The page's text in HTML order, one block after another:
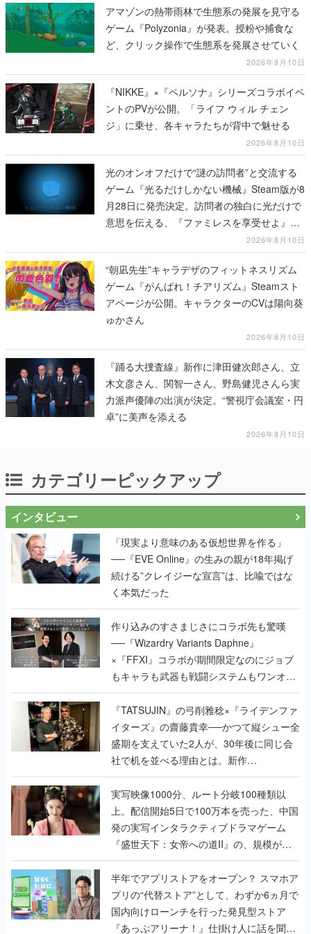
アマゾンの熱帯雨林で生態系の発展を見守る
ゲーム『Polyzonia』が発表。授粉や捕食な
ど、クリック操作で生態系を発展させていく
2026年8月10日
『NIKKE』×『ペルソナ』シリーズコラボイベ
ントのPVが公開。「ライフ ウィル チェン
ジ」に乗せ、各キャラたちが背中で魅せる
2026年8月10日
光のオンオフだけで“謎の訪問者”と交流する
ゲーム『光るだけしかない機械』Steam版が8
月28日に発売決定。訪問者の独白に光だけで
意思を伝える、『ファミレスを享受せよ』開
2026年8月10日
“朝凪先生”キャラデザのフィットネスリズム
ゲーム『がんばれ！チアリズム』Steamスト
アページが公開。キャラクターのCVは陽向葵
ゅかさん
2026年8月10日
『踊る大捜査線』新作に津田健次郎さん、立
木文彦さん、関智一さん、野島健児さんら実
力派声優陣の出演が決定。“警視庁会議室・円
卓”に美声を添える
2026年8月10日
カテゴリーピックアップ
インタビュー
「現実より意味のある仮想世界を作る」
──『EVE Online』の生みの親が18年掲げ
続ける”クレイジーな宣言”は、比喩ではな
く本気だった
作り込みのすさまじさにコラボ先も驚嘆
──『Wizardry Variants Daphne』
×『FFXI』コラボが期間限定なのにジョブ
もキャラも武器も戦闘システムもワンオフ
で作り込まれた理由を両ディレクターに聞
く
『TATSUJIN』の弓削雅稔×『ライデンファ
イターズ』の齋藤貴幸──かつて縦シュー全
盛期を支えていた2人が、30年後に同じ会
社で机を並べる理由とは。新作
『TATSUJIN EXTREME』で初タッグを組
んだレジェンド2人に訊く開発秘話
実写映像1000分、ルート分岐100種類以
上。配信開始5日で100万本を売った、中国
発の実写インタラクティブドラマゲーム
『盛世天下：女帝への道II』の、規模が違
うこだわりをプロデューサーに聞いた
半年でアプリストアをオープン？ スマホア
プリの“代替ストア”として、わずか6ヵ月で
国内向けローンチを行った発見型ストア
『あっぷアリーナ！』仕掛け人に話を聞い